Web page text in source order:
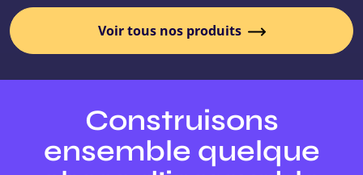
Voir tous nos produits
Construisons
ensemble quelque